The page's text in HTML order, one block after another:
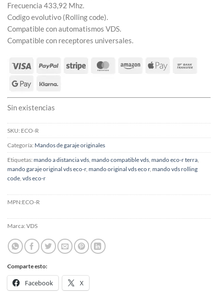
Frecuencia 433,92 Mhz.
Codigo evolutivo (Rolling code).
Compatible con automatismos VDS.
Compatible con receptores universales.
Sin existencias
SKU: ECO-R
Categoría: Mandos de garaje originales
Etiquetas: mando a distancia vds mando compatible vds mando eco-r terra
mando garaje original vds eco-r, mando original vds eco r, mando vds rolling
code vds eco-r
MPN:ECO-R
Marca: VDS
Comparte esto:
Facebook X